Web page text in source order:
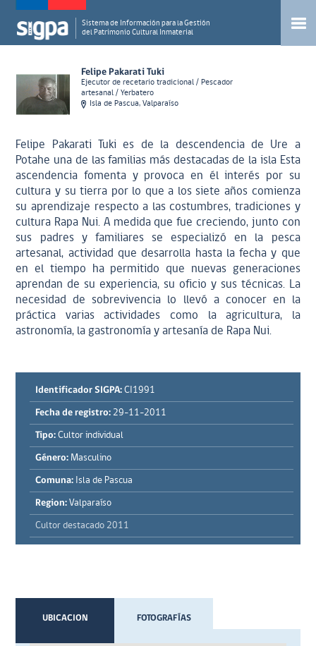
Sistema de Información para la Gestión
del Patrimonio Cultural Inmaterial
Felipe Pakarati Tuki
Ejecutor de recetario tradicional / Pescador
artesanal / Yerbatero
Isla de Pascua, Valparaíso
Felipe Pakarati Tuki es de la descendencia de Ure a
Potahe una de las familias más destacadas de la isla Esta
ascendencia fomenta y provoca en él interés por su
cultura y su tierra por lo que a los siete años comienza
su aprendizaje respecto a las costumbres, tradiciones y
cultura Rapa Nui. A medida que fue creciendo, junto con
sus padres y familiares se especializó en la pesca
artesanal, actividad que desarrolla hasta la fecha y que
en el tiempo ha permitido que nuevas generaciones
aprendan de su experiencia, su oficio y sus técnicas. La
necesidad de sobrevivencia lo llevó a conocer en la
práctica varias actividades como la agricultura, la
astronomía, la gastronomía y artesanía de Rapa Nui.
Identificador SIGPA: CI1991
Fecha de registro: 29-11-2011
Tipo: Cultor individual
Género: Masculino
Comuna: Isla de Pascua
Region: Valparaíso
Cultor destacado 2011
UBICACION FOTOGRAFÍAS